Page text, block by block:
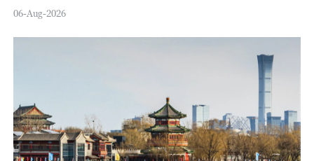
06-Aug-2026